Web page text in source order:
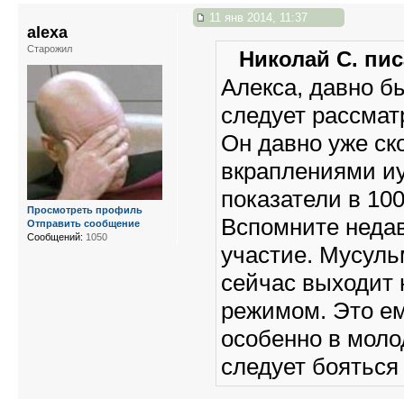
11 янв 2014, 11:37
Николай С.
Алекса, давно
следует
Он давно уже
вкраплениями
показатели в
Вспомните
участие.
сейчас выходит
режимом. Это
особенно в
следует
alexa
Старожил
Просмотреть профиль
Отправить сообщение
Сообщений: 1050